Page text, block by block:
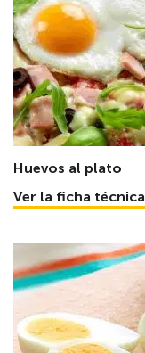
Huevos al plato
Ver la ficha técnica